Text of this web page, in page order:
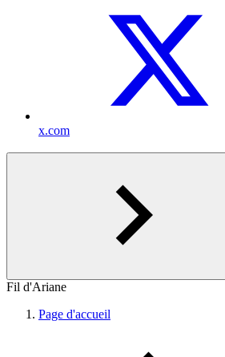
x.com
Fil d'Ariane
Page d'accueil